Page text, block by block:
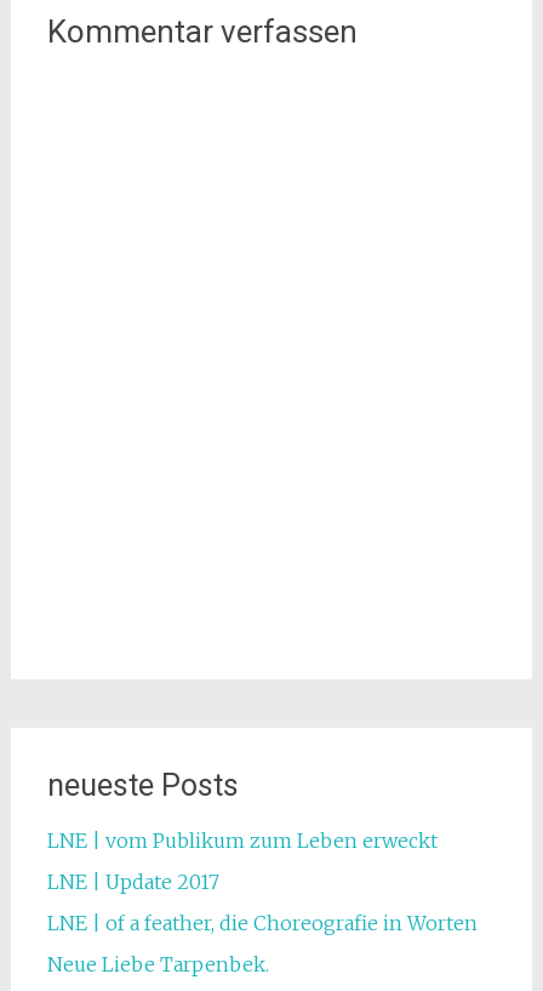
Kommentar verfassen
neueste Posts
LNE | vom Publikum zum Leben erweckt
LNE | Update 2017
LNE | of a feather, die Choreografie in Worten
Neue Liebe Tarpenbek.